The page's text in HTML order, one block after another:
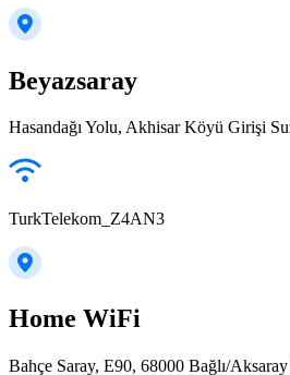
Beyazsaray
Hasandağı Yolu, Akhisar Köyü Girişi
TurkTelekom_Z4AN3
Home WiFi